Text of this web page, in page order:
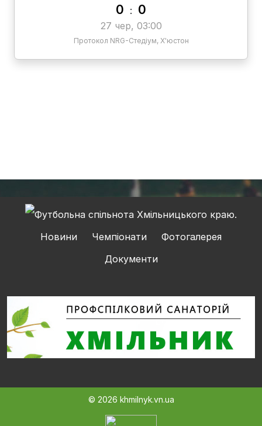
0 : 0
27 чер, 03:00
Протокол NRG-Стедіум, Х'юстон
Новини Чемпіонати
Фотогалерея
Документи
© 2026 khmilnyk.vn.ua